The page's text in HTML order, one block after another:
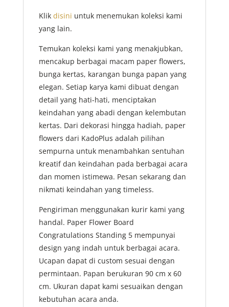
Klik disini untuk menemukan koleksi kami
yang lain.
Temukan koleksi kami yang menakjubkan,
mencakup berbagai macam paper flowers,
bunga kertas, karangan bunga papan yang
elegan. Setiap karya kami dibuat dengan
detail yang hati-hati, menciptakan
keindahan yang abadi dengan kelembutan
kertas. Dari dekorasi hingga hadiah, paper
flowers dari KadoPlus adalah pilihan
sempurna untuk menambahkan sentuhan
kreatif dan keindahan pada berbagai acara
dan momen istimewa. Pesan sekarang dan
nikmati keindahan yang timeless.
Pengiriman menggunakan kurir kami yang
handal. Paper Flower Board
Congratulations Standing 5 mempunyai
design yang indah untuk berbagai acara.
Ucapan dapat di custom sesuai dengan
permintaan. Papan berukuran 90 cm x 60
cm. Ukuran dapat kami sesuaikan dengan
kebutuhan acara anda.